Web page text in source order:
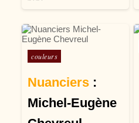
Posté dans
couleurs
Nuanciers :
Michel-Eugène